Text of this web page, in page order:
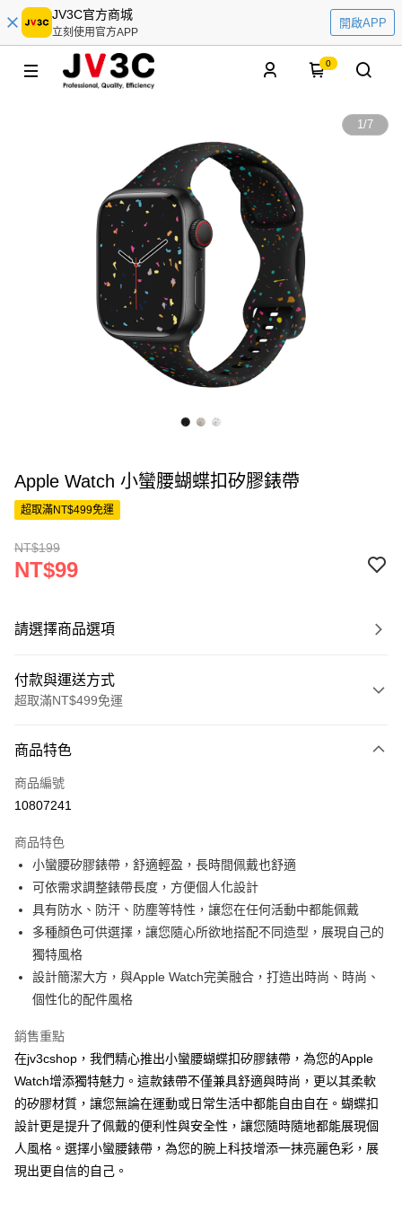
JV3C官方商城
立刻使用官方APP
開啟APP
0
1/7
Apple Watch 小蠻腰蝴蝶扣矽膠錶帶
超取滿NT$499免運
NT$199
NT$99
請選擇商品選項
付款與運送方式
超取滿NT$499免運
信用卡一次付款
超商取貨付款
Apple Pay
街口支付
AFTEE先享後付
相關說明
【關於「AFTEE先享後付」】
AFTEE先享後付是「在收到商品之後才付款」的支付方式。 讓您購物簡單
便利好安心！
２．便利：只要手機號碼，簡訊認證，即可結帳。
３．安心：先確認商品／服務後，再付款。
【「AFTEE先享後付」結帳流程】
１．於結帳方式選擇「AFTEE先享後付」後，將跳轉至「AFTEE先享後付」
２．訂單成立數日內，您將收到繳費通知簡訊。
３．收到繳費通知簡訊後14天內，點擊此簡訊中的連結，可透過四大超商／
ATM／網路銀行／等多元方式進行付款，方視為交易完成。
※ 請注意：結帳手續完成當下不需立刻繳費，但若您需要取消訂單，請聯絡
ATM付款
全家取貨付款
每筆NT$60，滿NT$499(含以上)免運費
付款後全家取貨
7-11取貨付款
商品特色
商品編號
10807241
商品特色
小蠻腰矽膠錶帶，舒適輕盈，長時間佩戴也舒適
可依需求調整錶帶長度，方便個人化設計
具有防水、防汗、防塵等特性，讓您在任何活動中都能佩戴
多種顏色可供選擇，讓您隨心所欲地搭配不同造型，展現自己的
獨特風格
設計簡潔大方，與Apple Watch完美融合，打造出時尚、時尚、
個性化的配件風格
銷售重點
在jv3cshop，我們精心推出小蠻腰蝴蝶扣矽膠錶帶，為您的Apple
Watch增添獨特魅力。這款錶帶不僅兼具舒適與時尚，更以其柔軟
的矽膠材質，讓您無論在運動或日常生活中都能自由自在。蝴蝶扣
設計更是提升了佩戴的便利性與安全性，讓您隨時隨地都能展現個
人風格。選擇小蠻腰錶帶，為您的腕上科技增添一抹亮麗色彩，展
現出更自信的自己。